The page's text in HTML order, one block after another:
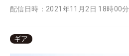
配信日時： 2021年11月2日 18時00分
ギア